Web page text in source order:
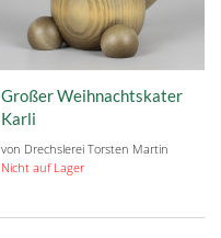
Großer Weihnachtskater
Karli
von Drechslerei Torsten Martin
Nicht auf Lager